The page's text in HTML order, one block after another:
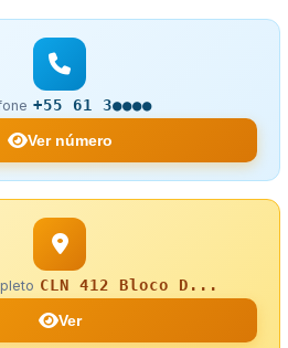
+55 61 3●●●●
Ver número
CLN 412 Bloco D...
Ver